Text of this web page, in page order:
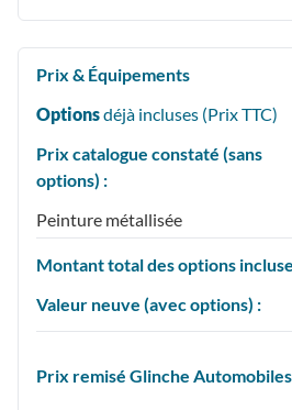
Prix & Équipements
Optionsdéjà incluses (PrixTTC)
Prix catalogue constaté (sans
options) :
Peinture métallisée
Montant total des options
Valeur neuve (avec options) :
Prix remisé Glinche